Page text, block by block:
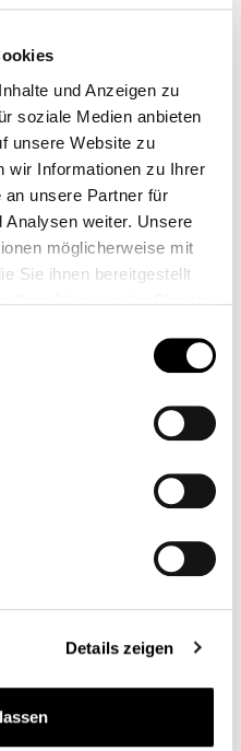
und Anzeigen zu
soziale Medien anbieten
unsere Website zu
wir Informationen zu Ihrer
an unsere Partner für
Analysen weiter. Unsere
möglicherweise mit
Sie ihnen bereitgestellt
Details zeigen
SACOCHE À OUTILS
EN CUIR POUR GUIDON
CB11883M
De99,95 €*
UNIT GARAGE - SAC
SAHARA
De209,95 €*